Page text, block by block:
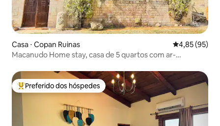
Casa ⋅ Copan Ruinas 4,85 de uma
4,85 (95)
Macanudo Home stay, casa de 5 quartos com ar-
Entre os melhores preferidos dos hóspedes
Preferido dos hóspedes